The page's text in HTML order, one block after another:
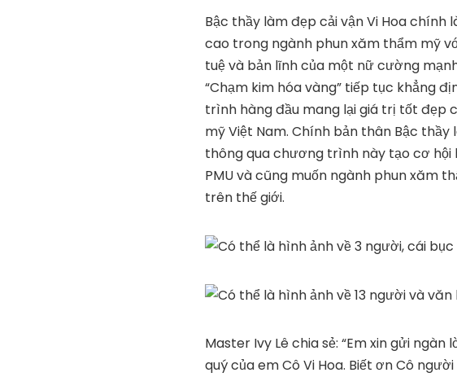
Bậc thầy làm đẹp cải vận Vi Hoa
cao trong ngành phun xăm thẩm mỹ
tuệ và bản lĩnh của một nữ cường
“Chạm kim hóa vàng” tiếp tục khẳng
trình hàng đầu mang lại giá trị tốt đẹp
mỹ Việt Nam. Chính bản thân Bậc
thông qua chương trình này tạo cơ
PMU và cũng muốn ngành phun xăm
trên thế giới.
Master Ivy Lê chia sẻ: “Em xin gửi
quý của em Cô Vi Hoa. Biết ơn Cô